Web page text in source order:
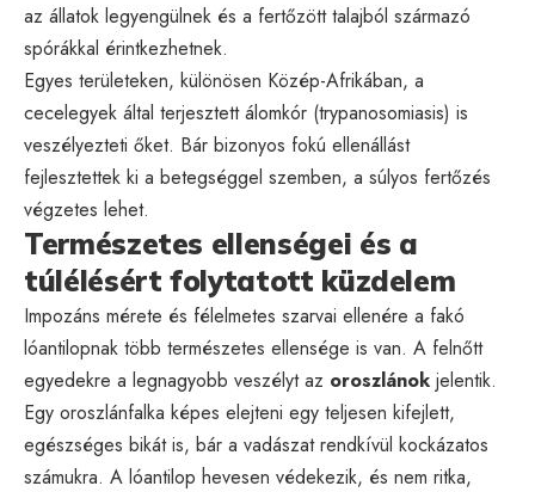
az állatok legyengülnek és a fertőzött talajból származó
spórákkal érintkezhetnek.
Egyes területeken, különösen Közép-Afrikában, a
cecelegyek által terjesztett álomkór (trypanosomiasis) is
veszélyezteti őket. Bár bizonyos fokú ellenállást
fejlesztettek ki a betegséggel szemben, a súlyos fertőzés
végzetes lehet.
Természetes ellenségei és a
túlélésért folytatott küzdelem
Impozáns mérete és félelmetes szarvai ellenére a fakó
lóantilopnak több természetes ellensége is van. A felnőtt
egyedekre a legnagyobb veszélyt az oroszlánok jelentik.
Egy oroszlánfalka képes elejteni egy teljesen kifejlett,
egészséges bikát is, bár a vadászat rendkívül kockázatos
számukra. A lóantilop hevesen védekezik, és nem ritka,